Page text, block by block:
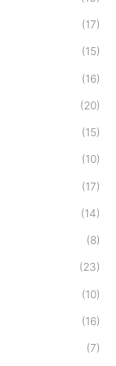
(17)
(15)
(16)
(20)
(15)
(10)
(17)
(14)
(8)
(23)
(10)
(16)
(7)